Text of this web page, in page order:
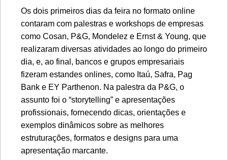
Os dois primeiros dias da feira no formato online
contaram com palestras e workshops de empresas
como Cosan, P&G, Mondelez e Ernst & Young, que
realizaram diversas atividades ao longo do primeiro
dia, e, ao final, bancos e grupos empresariais
fizeram estandes onlines, como Itaú, Safra, Pag
Bank e EY Parthenon. Na palestra da P&G, o
assunto foi o “storytelling” e apresentações
profissionais, fornecendo dicas, orientações e
exemplos dinâmicos sobre as melhores
estruturações, formatos e designs para uma
apresentação marcante.